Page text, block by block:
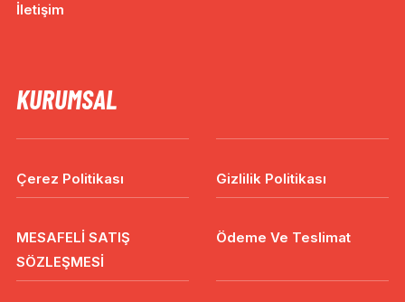
İletişim
KURUMSAL
Çerez Politikası Gizlilik Politikası
MESAFELİ SATIŞ
SÖZLEŞMESİ
Ödeme Ve Teslimat